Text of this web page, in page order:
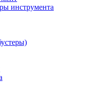
инструмента